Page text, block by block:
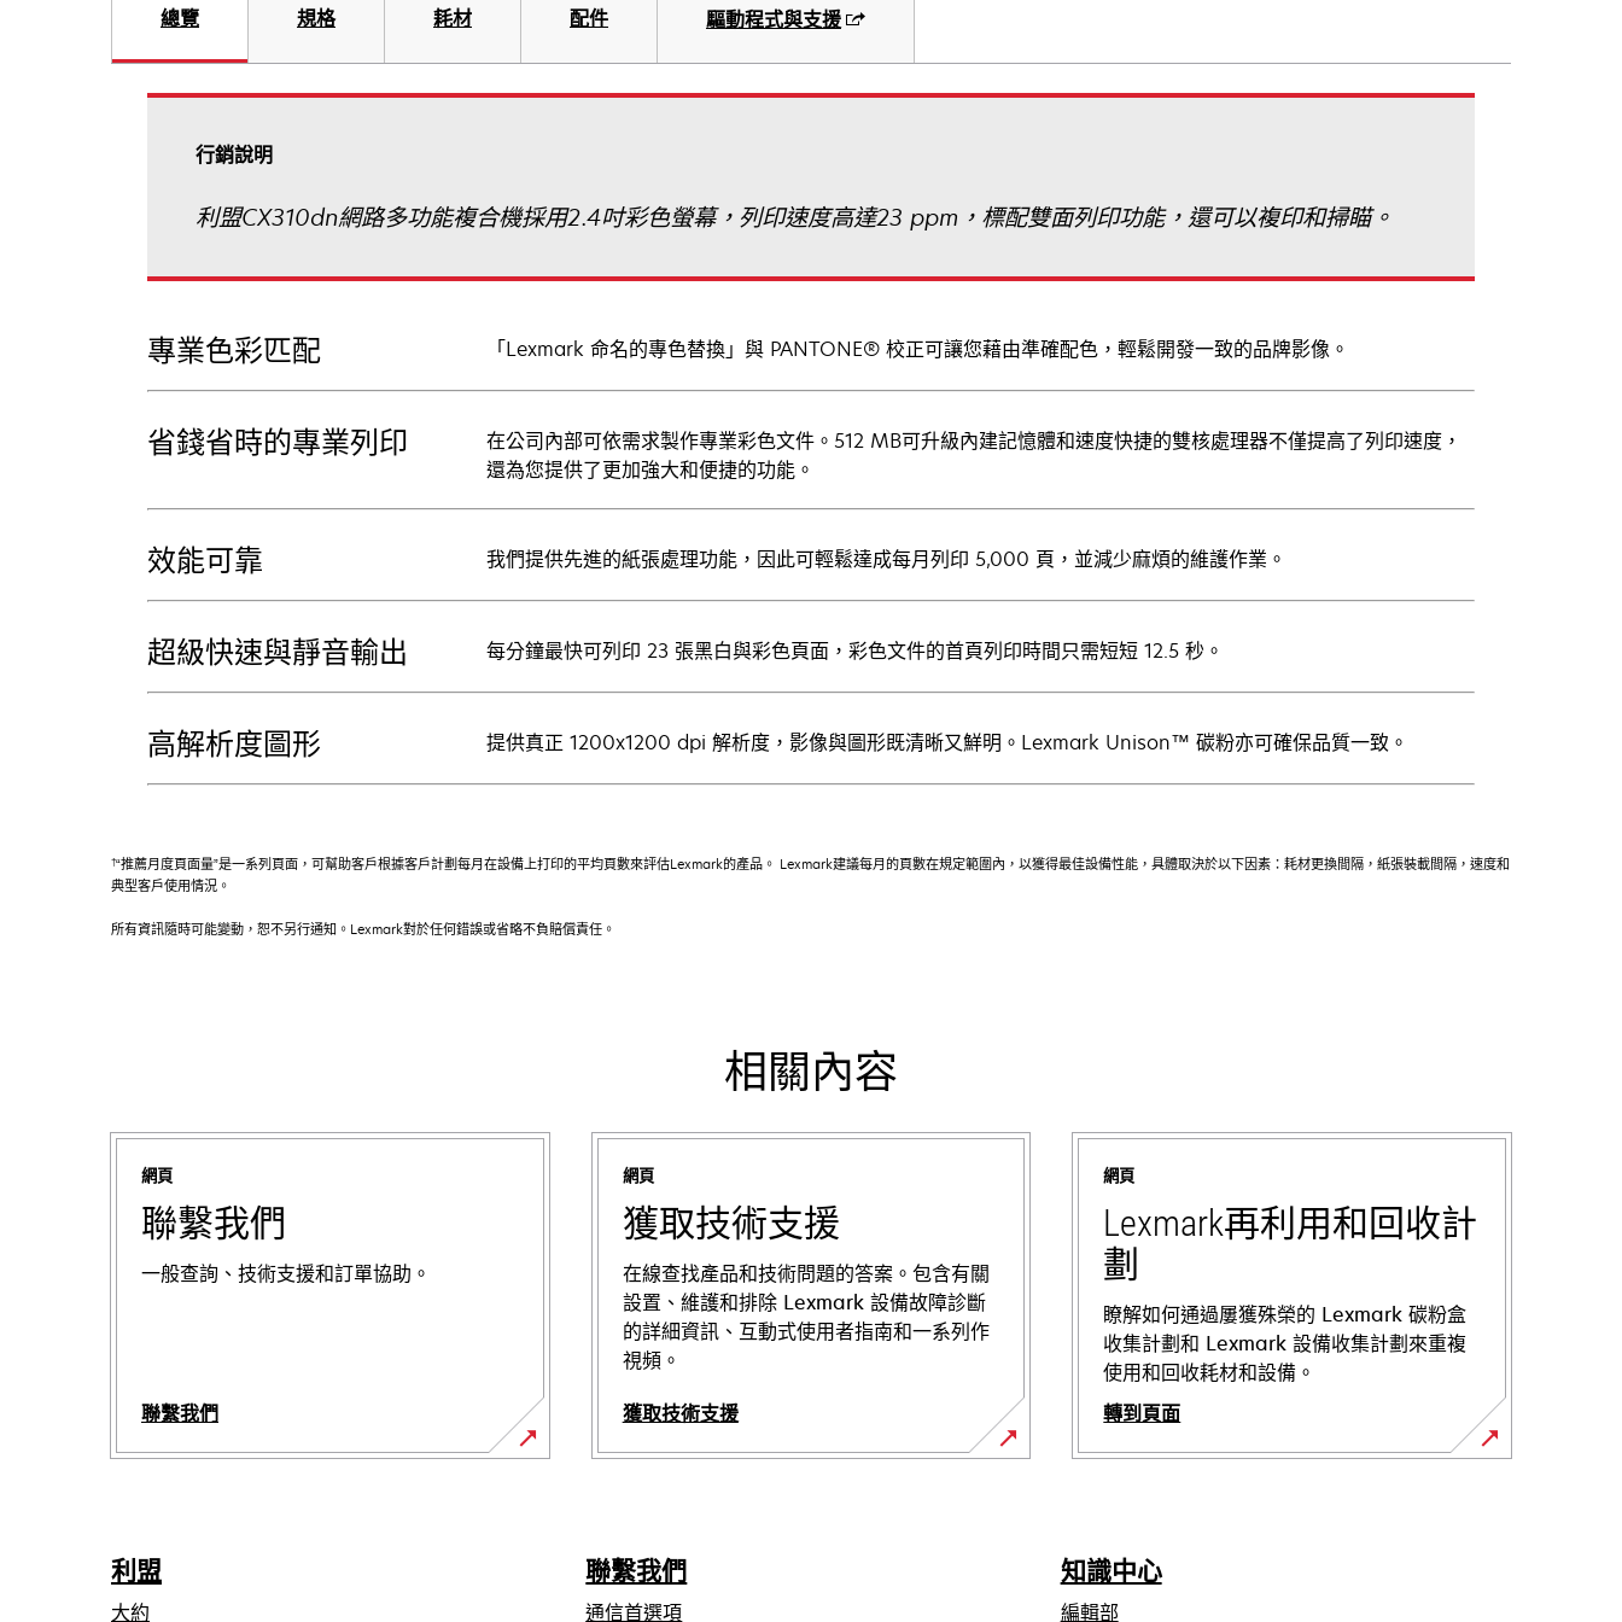
總覽 規格 耗材 配件 驅動程式與支援
行銷說明
利盟CX310dn網路多功能複合機採用2.4吋彩色螢幕，列印速度高達23 ppm，標配雙面列印功能，還可以複印和掃瞄。
專業色彩匹配 「Lexmark 命名的專色替換」與 PANTONE® 校正可讓您藉由準確配色，輕鬆開發一致的品牌影像。
省錢省時的專業列印
在公司內部可依需求製作專業彩色文件。512 MB可升級內建記憶體和速度快捷的雙核處理器不僅提高了列印速度，
還為您提供了更加強大和便捷的功能。
效能可靠 我們提供先進的紙張處理功能，因此可輕鬆達成每月列印 5,000 頁，並減少麻煩的維護作業。
超級快速與靜音輸出 每分鐘最快可列印 23 張黑白與彩色頁面，彩色文件的首頁列印時間只需短短 12.5 秒。
高解析度圖形 提供真正 1200x1200 dpi 解析度，影像與圖形既清晰又鮮明。Lexmark Unison™ 碳粉亦可確保品質一致。
†“推薦月度頁面量”是一系列頁面，可幫助客戶根據客戶計劃每月在設備上打印的平均頁數來評估Lexmark的產品。 Lexmark建議每月的頁數在規定範圍內，以獲得最佳設備性能，具體取決於以下因素：耗材更換間隔，紙張裝載間隔，速度和
典型客戶使用情況。
所有資訊隨時可能變動，恕不另行通知。Lexmark對於任何錯誤或省略不負賠償責任。
相關內容
網頁
聯繫我們
一般查詢、技術支援和訂單協助。
聯繫我們
網頁
獲取技術支援
在線查找產品和技術問題的答案。包含有關
設置、維護和排除 Lexmark 設備故障診斷
的詳細資訊、互動式使用者指南和一系列作
視頻。
獲取技術支援
在
籤
中
開
網頁
Lexmark再利用和回收計
劃
瞭解如何通過屢獲殊榮的 Lexmark 碳粉盒
收集計劃和 Lexmark 設備收集計劃來重複
使用和回收耗材和設備。
轉到頁面
利盟
大約
聯繫我們
通信首選項
知識中心
編輯部